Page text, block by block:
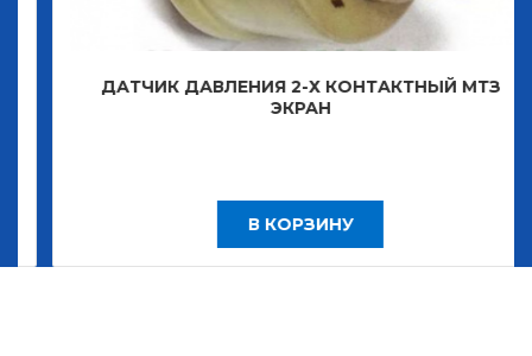
ДАТЧИК ДАВЛЕНИЯ 2-Х КОНТАКТНЫЙ МТЗ
ЭКРАН
В КОРЗИНУ